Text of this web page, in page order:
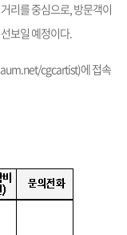
리를 중심으로, 방문객이
보일 예정이다.
cgcartist)에 접속